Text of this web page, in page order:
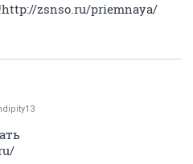
zsnso.ru/priemnaya/